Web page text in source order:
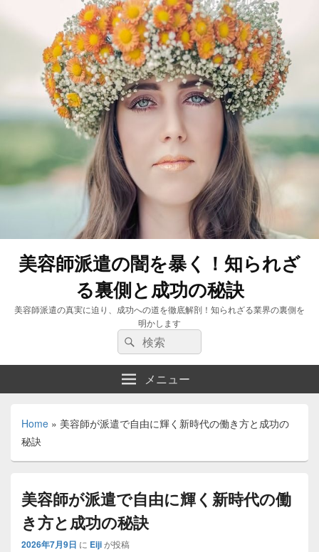
美容師派遣の闇を暴く！知られざ
る裏側と成功の秘訣
美容師派遣の真実に迫り、成功への道を徹底解剖！知られざる業界の裏側を
明かします
検
索:
検
索
メニュー
Home » 美容師が派遣で自由に輝く新時代の働き方と成功の
秘訣
美容師が派遣で自由に輝く新時代の働
き方と成功の秘訣
2026年7月9日 に Eijiが投稿